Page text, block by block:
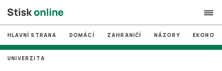
search
# MUNI
HLAVNÍ STRANA DOMÁCÍ ZAHRANIČÍ NÁZORY
UNIVERZITA